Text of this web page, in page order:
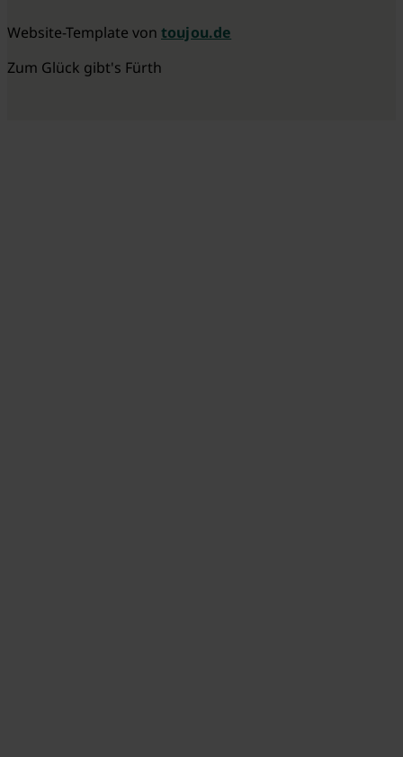
Website-Template von toujou.de
Zum Glück gibt's Fürth